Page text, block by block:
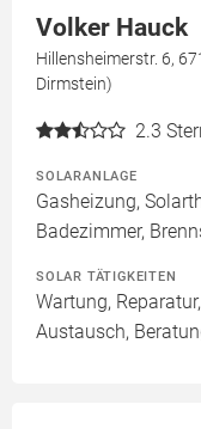
Volker Hauck
Hillensheimerstr. 6,
Dirmstein)
2.3
SOLARANLAGE
Gasheizung,
Badezimmer,
SOLAR TÄTIGKEITEN
Wartung,
Austausch,